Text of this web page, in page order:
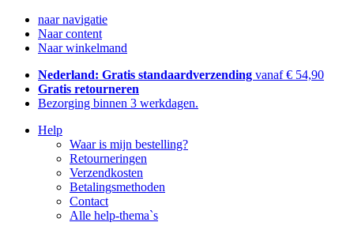
naar navigatie
Naar content
Naar winkelmand
Nederland: Gratis standaardverzending vanaf € 54,90
Gratis retourneren
Bezorging binnen 3 werkdagen.
Help
Waar is mijn bestelling?
Retourneringen
Verzendkosten
Betalingsmethoden
Contact
Alle help-thema`s